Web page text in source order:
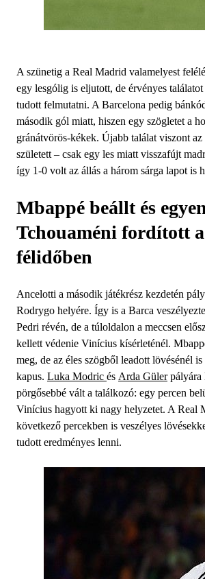
A szünetig a Real Madrid valamelyest
egy lesgólig is eljutott, de érvényes
tudott felmutatni. A Barcelona pedig
második gól miatt, hiszen egy szögletet a
gránátvörös-kékek. Újabb találat viszont az
született – csak egy les miatt visszafújt
így 1-0 volt az állás a három sárga lapot is
Mbappé beállt és
Tchouaméni fordított
félidőben
Ancelotti a második játékrész kezdetén
Rodrygo helyére. Így is a Barca
Pedri révén, de a túloldalon a meccsen
kellett védenie Vinícius kísérleténél.
meg, de az éles szögből leadott lövésénél
kapus. Luka Modric és Arda Gülerpályára
pörgősebbé vált a találkozó: egy percen
Vinícius hagyott ki nagy helyzetet. A Real
következő percekben is veszélyes
tudott eredményes lenni.